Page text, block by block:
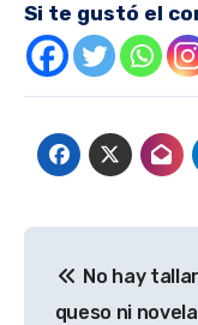
Si te gustó el
de
No hay
queso ni